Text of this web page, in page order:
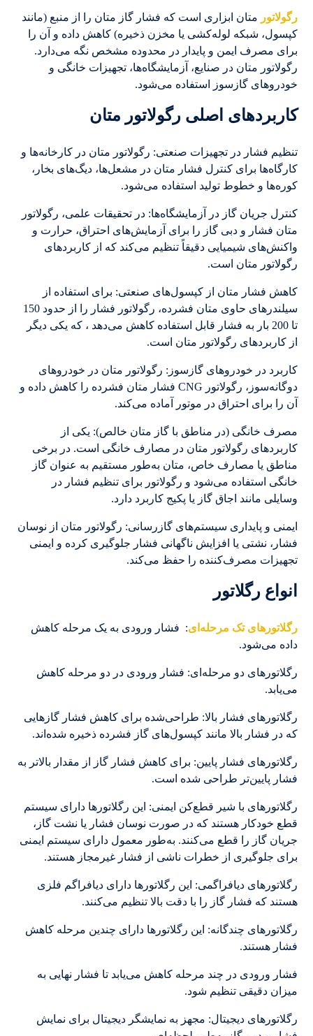
رگولاتور متان ابزاری است که فشار گاز متان را از منبع (مانند
کپسول، شبکه لوله‌کشی یا مخزن ذخیره) کاهش داده و آن را
برای مصرف ایمن و پایدار در محدوده مشخص نگه می‌دارد.
رگولاتور متان در صنایع، آزمایشگاه‌ها، تجهیزات خانگی و
خودروهای گازسوز استفاده می‌شود.
کاربردهای اصلی رگولاتور متان
تنظیم فشار در تجهیزات صنعتی: رگولاتور متان در کارخانه‌ها و
کارگاه‌ها برای کنترل فشار متان در مشعل‌ها، دیگ‌های بخار،
کوره‌ها و خطوط تولید استفاده می‌شود.
کنترل جریان گاز در آزمایشگاه‌ها: در تحقیقات علمی، رگولاتور
متان فشار و دبی گاز را برای آزمایش‌های احتراق، حرارت و
واکنش‌های شیمیایی دقیقاً تنظیم می‌کند که از کاربردهای
رگولاتور متان است.
کاهش فشار متان از کپسول‌های صنعتی: برای استفاده از
سیلندرهای حاوی متان فشرده، رگولاتور فشار را از حدود 150
تا 200 بار به فشار قابل استفاده کاهش می‌دهد ، که یکی دیگر
از کاربردهای رگولاتور متان است.
کاربرد در خودروهای گازسوز: رگولاتور متان در خودروهای
دوگانه‌سوز، رگولاتور CNG فشار متان فشرده را کاهش داده و
آن را برای احتراق در موتور آماده می‌کند.
مصرف خانگی (در مناطق با گاز متان خالص): یکی از
کاربردهای رگولاتور متان در مصارف خانگی است. در برخی
مناطق یا مصارف خاص، متان به‌طور مستقیم به عنوان گاز
خانگی استفاده می‌شود و رگولاتور برای تنظیم فشار در
وسایلی مانند اجاق گاز یا پکیج کاربرد دارد.
ایمنی و پایداری سیستم‌های گازرسانی: رگولاتور متان از نوسان
فشار، نشتی یا افزایش ناگهانی فشار جلوگیری کرده و ایمنی
تجهیزات مصرف‌کننده را حفظ می‌کند.
انواع رگلاتور
رگلاتورهای تک‌ مرحله‌ای: فشار ورودی به یک مرحله کاهش
داده می‌شود.
رگلاتورهای دو مرحله‌ای: فشار ورودی در دو مرحله کاهش
می‌یابد.
رگلاتورهای فشار بالا: طراحی‌شده برای کاهش فشار گازهایی
که در فشار بالا مانند کپسول‌های گاز فشرده ذخیره شده‌اند.
رگلاتورهای فشار پایین: برای کاهش فشار گاز از مقدار بالاتر به
فشار پایین‌تر طراحی شده است.
رگلاتورهای با شیر قطع‌کن ایمنی: این رگلاتورها دارای سیستم
قطع خودکار هستند که در صورت نوسان فشار یا نشت گاز،
جریان گاز را قطع می‌کنند. به‌طور معمول دارای سیستم ایمنی
برای جلوگیری از خطرات ناشی از فشار غیرمجاز هستند.
رگلاتورهای دیافراگمی: این رگلاتورها دارای دیافراگم فلزی
هستند که فشار گاز را با دقت بالا تنظیم می‌کنند.
رگلاتورهای چندگانه: این رگلاتورها دارای چندین مرحله کاهش
فشار هستند.
فشار ورودی در چند مرحله کاهش می‌یابد تا فشار نهایی به
میزان دقیقی تنظیم شود.
رگلاتورهای دیجیتال: مجهز به نمایشگر دیجیتال برای نمایش